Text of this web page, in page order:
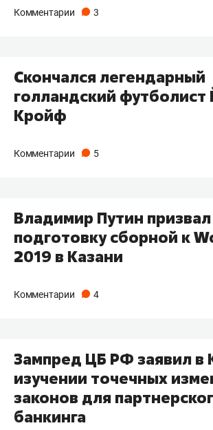
Комментарии 3
Скончался легендарный
голландский футболист
Кройф
Комментарии 5
Владимир Путин призвал
подготовку сборной к
2019 в Казани
Комментарии 4
​Зампред ЦБ РФ заявил в
изучении точечных
законов для
банкинга